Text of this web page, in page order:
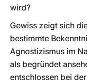
wird?
Gewiss zeigt sich
bestimmte
Agnostizismus im
als begründet
entschlossen bei